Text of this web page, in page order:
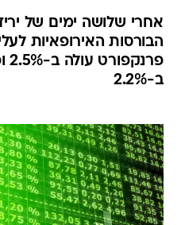
אחרי שלושה ימים של
הבורסות האירופאיות
ב-2.2%